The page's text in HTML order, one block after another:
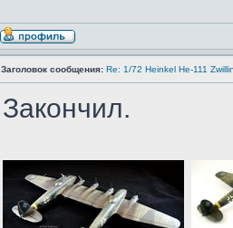
Заголовок сообщения: Re: 1/72 Heinkel He-111
Закончил.